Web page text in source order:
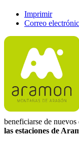
Imprimir
Correo
beneficiarse de nuevos
las estaciones de